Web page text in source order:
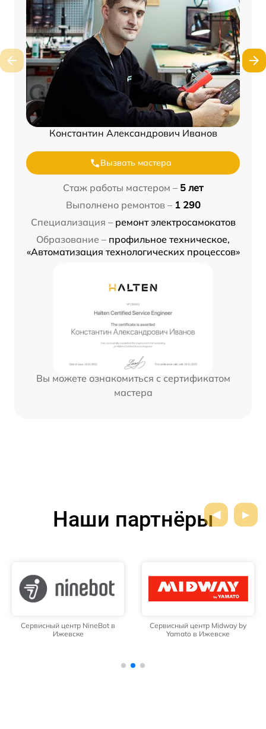
Константин Александрович Иванов
Вызвать мастера
Стаж работы мастером – 5 лет
Выполнено ремонтов – 1 290
Специализация – ремонт электросамокатов
Образование – профильное техническое,
«Автоматизация технологических процессов»
Вы можете ознакомиться с сертификатом
мастера
Наши партнёры
Сервисный центр NineBot в
Ижевске
Сервисный центр Midway by
Yamato в Ижевске